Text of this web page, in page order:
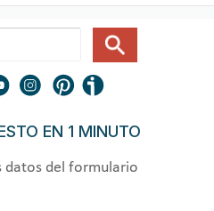
EN 1 MINUTO
datos del formulario